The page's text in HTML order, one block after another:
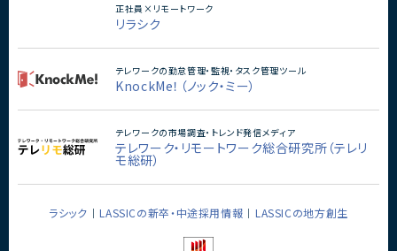
正社員×リモートワーク
リラシク
テレワークの勤怠管理・監視・タスク管理ツール
KnockMe！（ノック・ミー）
テレワークの市場調査・トレンド発信メディア
テレワーク・リモートワーク総合研究所（テレリ
モ総研）
ラシック LASSICの新卒・中途採用情報 LASSICの地方創生